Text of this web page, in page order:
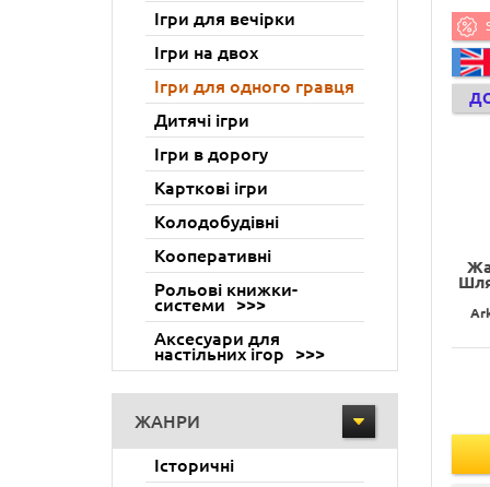
Ігри для вечірки
Ігри на двох
Ігри для одного гравця
Дитячі ігри
Ігри в дорогу
Карткові ігри
Колодобудівні
Кооперативні
Рольові книжки-
системи
Аксесуари для
настільних ігор
ЖАНРИ
Історичні